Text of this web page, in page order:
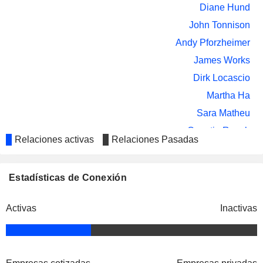
Diane Hund
John Tonnison
Andy Pforzheimer
James Works
Dirk Locascio
Martha Ha
Sara Matheu
Quentin Roach
Richard Schnall
Kenneth A. Giuriceo
Clayton Dubilier & Rice LLC
Relaciones activas Relaciones Pasadas
Estadísticas de Conexión
Activas Inactivas